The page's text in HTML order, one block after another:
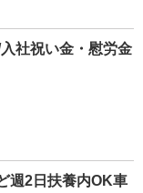
社祝い金・慰労金
週2日扶養内OK車